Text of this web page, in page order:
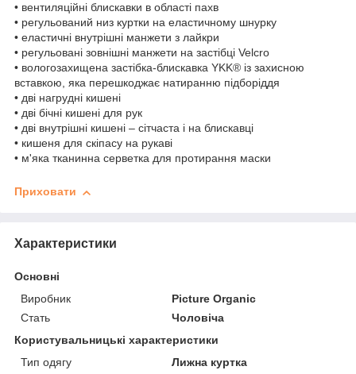
• вентиляційні блискавки в області пахв
• регульований низ куртки на еластичному шнурку
• еластичні внутрішні манжети з лайкри
• регульовані зовнішні манжети на застібці Velcro
• вологозахищена застібка-блискавка YKK® із захисною
вставкою, яка перешкоджає натиранню підборіддя
• дві нагрудні кишені
• дві бічні кишені для рук
• дві внутрішні кишені – сітчаста і на блискавці
• кишеня для скіпасу на рукаві
• м'яка тканинна серветка для протирання маски
Приховати
Характеристики
Основні
Виробник
Picture Organic
Стать
Чоловіча
Користувальницькі характеристики
Тип одягу
Лижна куртка